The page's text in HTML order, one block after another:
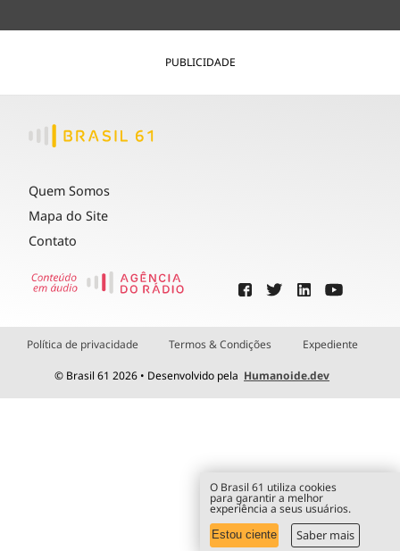
PUBLICIDADE
Quem Somos
Mapa do Site
Contato
Política de privacidade Termos & Condições Expediente
© Brasil 61 2026 • Desenvolvido pela Humanoide.dev
O Brasil 61 utiliza cookies
para garantir a melhor
experiência a seus usuários.
Estou ciente Saber mais